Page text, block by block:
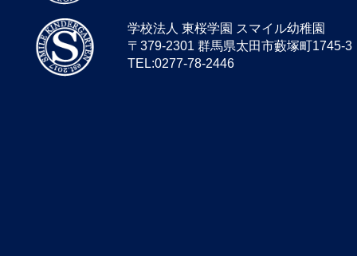
学校法人 東桜学園 スマイル幼稚園
〒379-2301 群馬県太田市藪塚町1745-3
TEL:0277-78-2446